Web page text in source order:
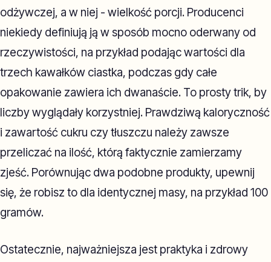
odżywczej, a w niej - wielkość porcji. Producenci
niekiedy definiują ją w sposób mocno oderwany od
rzeczywistości, na przykład podając wartości dla
trzech kawałków ciastka, podczas gdy całe
opakowanie zawiera ich dwanaście. To prosty trik, by
liczby wyglądały korzystniej. Prawdziwą kaloryczność
i zawartość cukru czy tłuszczu należy zawsze
przeliczać na ilość, którą faktycznie zamierzamy
zjeść. Porównując dwa podobne produkty, upewnij
się, że robisz to dla identycznej masy, na przykład 100
gramów.
Ostatecznie, najważniejsza jest praktyka i zdrowy